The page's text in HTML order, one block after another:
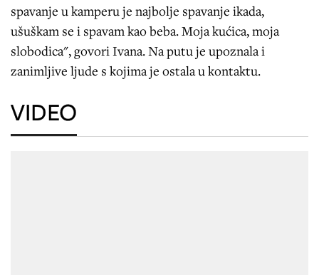
spavanje u kamperu je najbolje spavanje ikada,
ušuškam se i spavam kao beba. Moja kućica, moja
slobodica", govori Ivana. Na putu je upoznala i
zanimljive ljude s kojima je ostala u kontaktu.
VIDEO